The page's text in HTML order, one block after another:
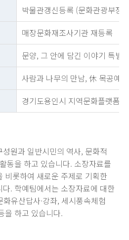
박물관갱신등록 (문화관광부장
매장문화재조사기관 재등록
문양, 그 안에 담긴 이야기 특별
사람과 나무의 만남, 休 목공예
경기도용인시 지역문화플랫폼
원과 일반시민의 역사, 문화적
동을 하고 있습니다. 소장자료를
비롯하여 새로운 주제로 기획한
. 학예팀에서는 소장자료에 대한
유산답사·강좌, 세시풍속체험
을 하고 있습니다.